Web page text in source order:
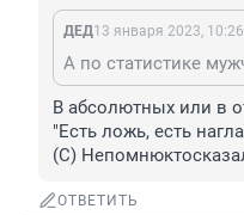
ДЕД13 января 2023, 10:26
В абсолютных или в
"Есть ложь, есть
(С)
ОТВЕТИТЬ